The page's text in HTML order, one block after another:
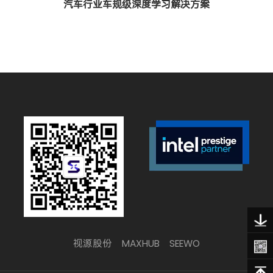
汽车行业车规级深度学习解决方案
视源股份 MAXHUB SEEWO